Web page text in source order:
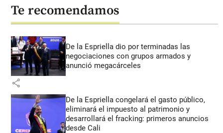
Te recomendamos
De la Espriella dio por terminadas las
negociaciones con grupos armados y
anunció megacárceles
share
De la Espriella congelará el gasto público,
eliminará el impuesto al patrimonio y
desarrollará el fracking: primeros anuncios
desde Cali